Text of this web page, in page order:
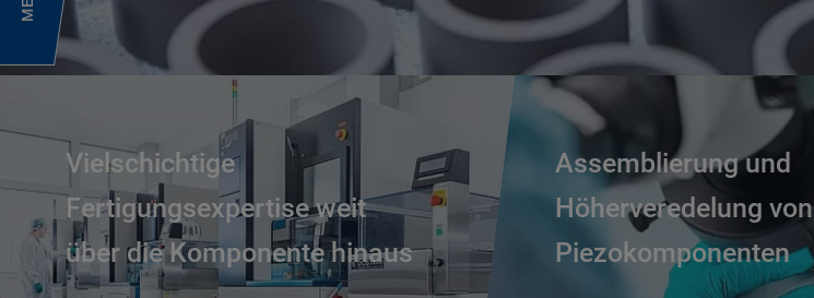
Vielschichtige
Fertigungsexpertise weit
über die Komponente hinaus
Assemblierung und
Höherveredelung von
Piezokomponenten